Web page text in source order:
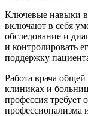
Ключевые навыки
включают в себя
обследование и
и контролировать
поддержку
Работа врача
клиниках и
профессия требует
профессионализма